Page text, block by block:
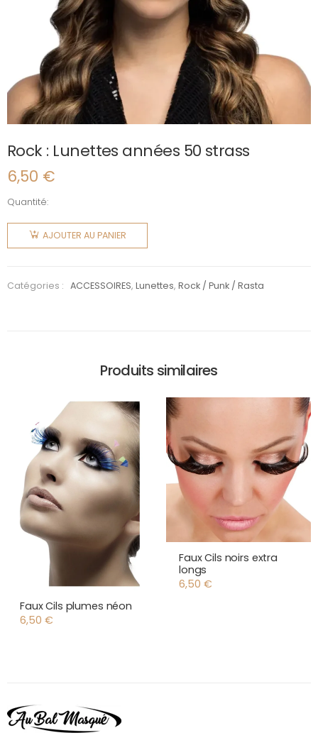
Rock : Lunettes années 50 strass
6,50 €
Quantité:
quantité
de Rock :
Lunettes
50 strass
AJOUTER AU PANIER
Catégories : ACCESSOIRES,Lunettes,Rock / Punk / Rasta
Produits similaires
Faux Cils plumes néon
6,50 €
Faux Cils noirs extra
longs
6,50 €